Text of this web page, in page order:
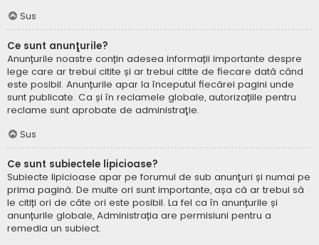
Sus
Ce sunt anunţurile?
Anunțurile noastre conțin adesea informații importante despre
lege care ar trebui citite și ar trebui citite de fiecare dată când
este posibil. Anunțurile apar la începutul fiecărei pagini unde
sunt publicate. Ca și în reclamele globale, autorizațiile pentru
reclame sunt aprobate de administraţie.
Sus
Ce sunt subiectele lipicioase?
Subiecte lipicioase apar pe forumul de sub anunţuri și numai pe
prima pagină. De multe ori sunt importante, așa că ar trebui să
le citiți ori de câte ori este posibil. La fel ca în anunțurile și
anunțurile globale, Administrația are permisiuni pentru a
remedia un subiect.